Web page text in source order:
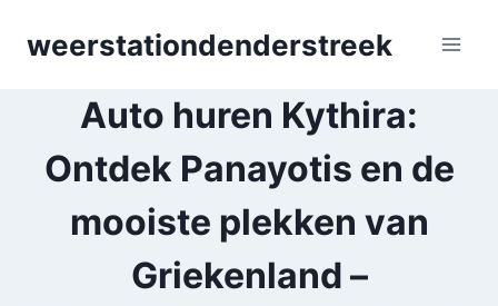
weerstationdenderstreek
Auto huren Kythira:
Ontdek Panayotis en de
mooiste plekken van
Griekenland –